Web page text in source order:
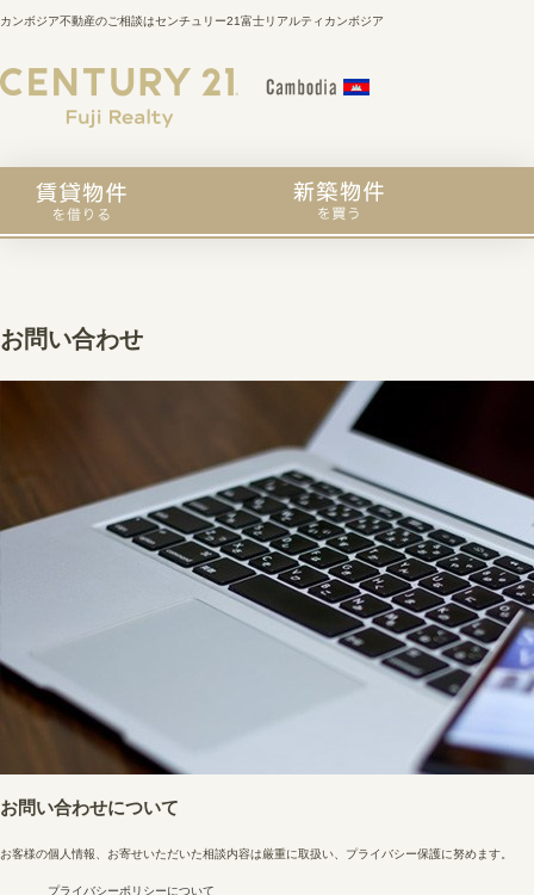
カンボジア不動産のご相談はセンチュリー21富士リアルティカンボジア
お問い合わせ
お問い合わせについて
お客様の個人情報、お寄せいただいた相談内容は厳重に取扱い、プライバシー保護に努めます。
プライバシーポリシーについて